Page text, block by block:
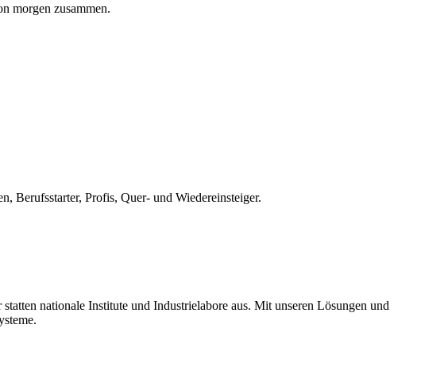
morgen zusammen.
Berufsstarter, Profis, Quer- und Wiedereinsteiger.
nationale Institute und Industrielabore aus. Mit unseren Lösungen und